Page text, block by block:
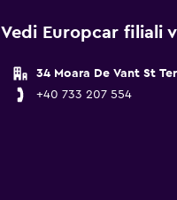
Vedi Europcar filiali
34 Moara De Vant St
+40 733 207 554